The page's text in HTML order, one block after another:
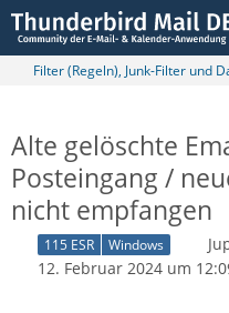
Filter (Regeln), Junk-Filter und
Alte gelöschte
Posteingang /
nicht empfangen
115 ESR Windows
12. Februar 2024 um